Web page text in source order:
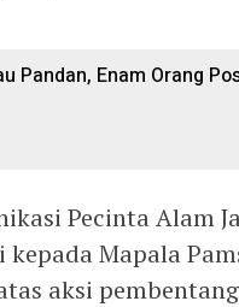
Pandan, Enam Orang
Pecinta Alam
Mapala
aksi